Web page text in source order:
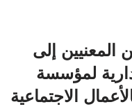
المعنيين إلى
لمؤسسة
الاجتماعية